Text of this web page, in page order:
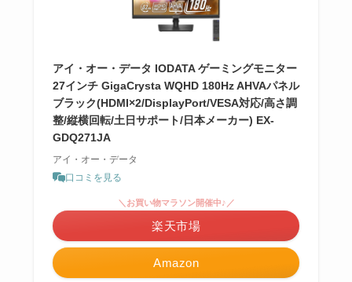
アイ・オー・データ IODATA ゲーミングモニター
27インチ GigaCrysta WQHD 180Hz AHVAパネル
ブラック(HDMI×2/DisplayPort/VESA対応/高さ調
整/縦横回転/土日サポート/日本メーカー) EX-
GDQ271JA
アイ・オー・データ
口コミを見る
Amazon
＼お買い物マラソン開催中♪／
楽天市場